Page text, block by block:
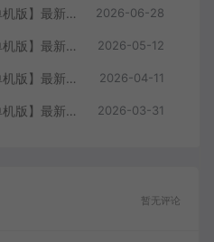
爱游网单亲测【天龙八部单机版】最新整理怀旧64位源端洛洛1.9 带GM工具 视频安装教学 虚拟机一键端 2026-06-28
爱游网单亲测【天龙八部单机版】最新整理全民争霸微变完整单机端 带GM 配套道具代码 解锁充值奖励 视频安装教学 虚拟机一键端 2026-05-12
爱游网单亲测【天龙八部单机版】最新整理会员分享遗忘之地微改仿官复古版 无字谱 便捷传送 快捷内辅 配套GM工具 自由视角 虚拟机一键端 视频安装教学 2026-04-11
爱游网单亲测【天龙八部单机版】最新整理回味09年寻仙轮回情怀转生超变端带装备回收体系 GM后台 虚拟机一键端 视频安装教学 2026-03-31
暂无评论